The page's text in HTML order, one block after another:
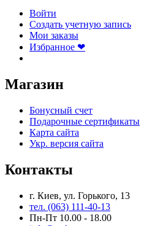
Войти
Создать учетную запись
Мои заказы
Избранное ❤
Магазин
Бонусный счет
Подарочные сертификаты
Карта сайта
Укр. версия сайта
Контакты
г. Киев, ул. Горького, 13
тел. (063) 111-40-13
Пн-Пт 10.00 - 18.00